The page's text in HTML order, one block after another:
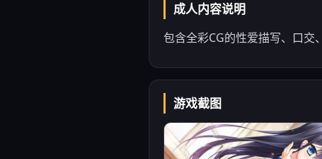
成人内容说明
包含全彩CG的性爱描写、口交
游戏截图